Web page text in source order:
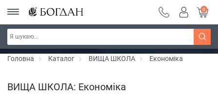
РОЗПРОДАЖ ~ 150 грн ~ 200 грн ~ 250 грн ~
300 грн ~ РОЗПРОДАЖ
Дізнатись більше
0
Головна Каталог ВИЩА ШКОЛА Економіка
ВИЩА ШКОЛА: Економіка